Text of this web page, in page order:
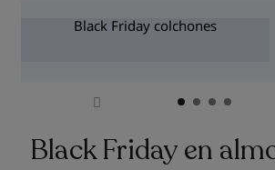
Black Friday colchones
Black Friday en